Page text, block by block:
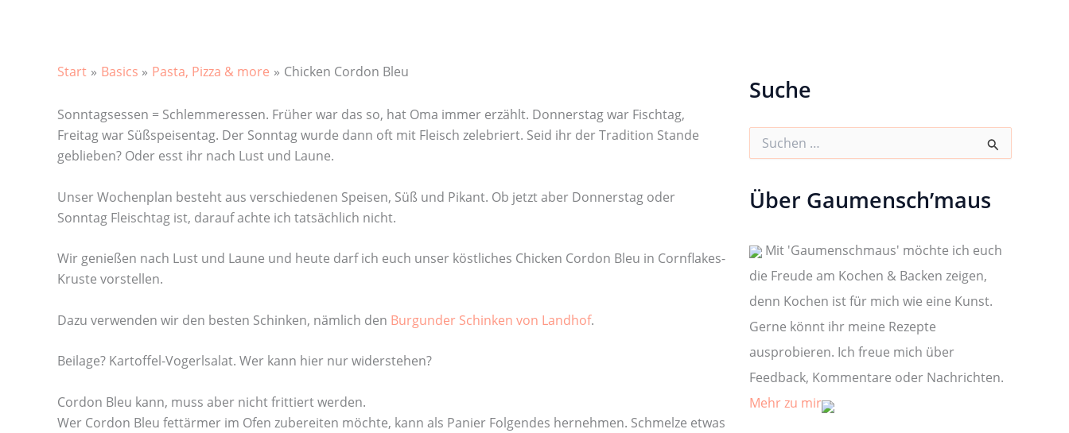
Start Basics Pasta, Pizza & more Chicken Cordon Bleu
Sonntagsessen = Schlemmeressen. Früher war das so, hat Oma immer erzählt. Donnerstag war Fischtag,
Freitag war Süßspeisentag. Der Sonntag wurde dann oft mit Fleisch zelebriert. Seid ihr der Tradition Stande
geblieben? Oder esst ihr nach Lust und Laune.
Unser Wochenplan besteht aus verschiedenen Speisen, Süß und Pikant. Ob jetzt aber Donnerstag oder
Sonntag Fleischtag ist, darauf achte ich tatsächlich nicht.
Wir genießen nach Lust und Laune und heute darf ich euch unser köstliches Chicken Cordon Bleu in Cornflakes-
Kruste vorstellen.
Dazu verwenden wir den besten Schinken, nämlich den Burgunder Schinken von Landhof.
Beilage? Kartoffel-Vogerlsalat. Wer kann hier nur widerstehen?
Cordon Bleu kann, muss aber nicht frittiert werden.
Wer Cordon Bleu fettärmer im Ofen zubereiten möchte, kann als Panier Folgendes hernehmen. Schmelze etwas
Suche
e
a
c
h
Über Gaumensch’maus
Mit 'Gaumenschmaus' möchte ich euch
die Freude am Kochen & Backen zeigen,
denn Kochen ist für mich wie eine Kunst.
Gerne könnt ihr meine Rezepte
ausprobieren. Ich freue mich über
Feedback, Kommentare oder Nachrichten.
Mehr zu mir